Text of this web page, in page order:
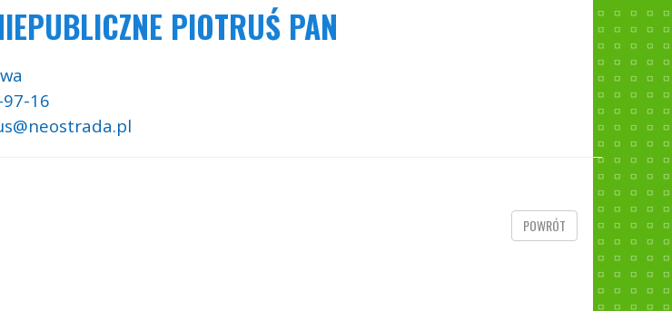
PIOTRUŚ PAN
16
POWRÓT